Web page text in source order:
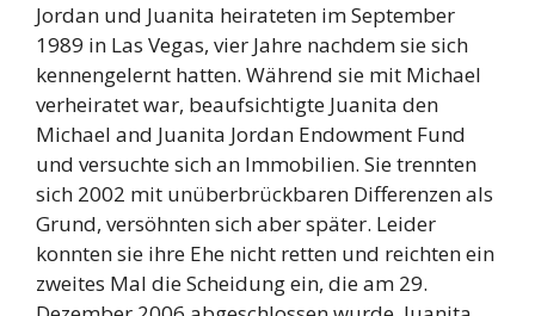
Jordan und Juanita heirateten im September
1989 in Las Vegas, vier Jahre nachdem sie sich
kennengelernt hatten. Während sie mit Michael
verheiratet war, beaufsichtigte Juanita den
Michael and Juanita Jordan Endowment Fund
und versuchte sich an Immobilien. Sie trennten
sich 2002 mit unüberbrückbaren Differenzen als
Grund, versöhnten sich aber später. Leider
konnten sie ihre Ehe nicht retten und reichten ein
zweites Mal die Scheidung ein, die am 29.